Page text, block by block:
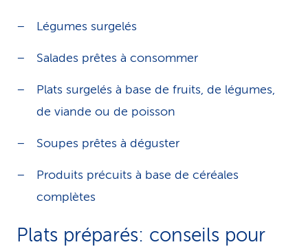
Légumes surgelés
Salades prêtes à consommer
Plats surgelés à base de fruits, de légumes,
de viande ou de poisson
Soupes prêtes à déguster
Produits précuits à base de céréales
complètes
Plats préparés: conseils pour